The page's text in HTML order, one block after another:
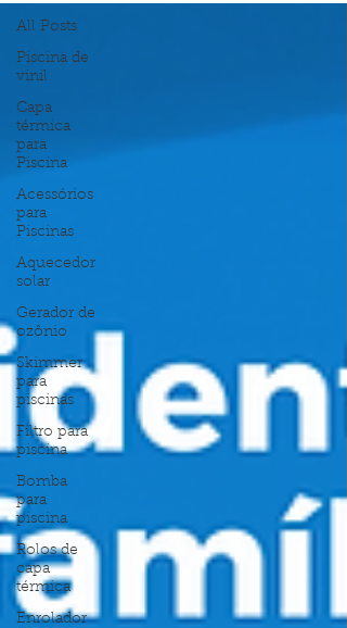
All Posts
Piscina de
vinil
Capa
térmica
para
Piscina
Acessórios
para
Piscinas
Aquecedor
solar
Gerador de
ozônio
Skimmer
para
piscinas
Filtro para
piscina
Bomba
para
piscina
Rolos de
capa
térmica
Enrolador